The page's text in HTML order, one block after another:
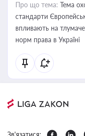
Про що тема: Тема
стандарти
впливають на
норм права в Україні
Зв'язатися: